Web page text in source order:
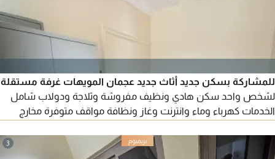
للمشاركة بسكن جديد أثاث جديد عجمان المويهات غرفة مستقلة
لشخص واحد سكن هادي ونظيف مفروشة وثلاجة ودولاب شامل
الخدمات كهرباء وماء وانترنت وغاز ونظافة مواقف متوفرة مخارج
3